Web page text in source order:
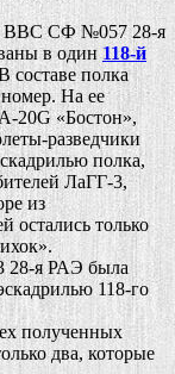
ВВС СФ №057 28-я
в один118-й
составе полка
На ее
20G «Бостон»,
разведчики
полка,
ЛаГГ-3,
из
остались только
я РАЭ была
118-го
полученных
два, которые